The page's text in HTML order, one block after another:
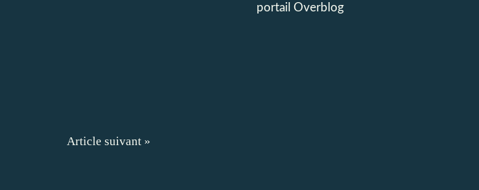
Article suivant »
portail Overblog